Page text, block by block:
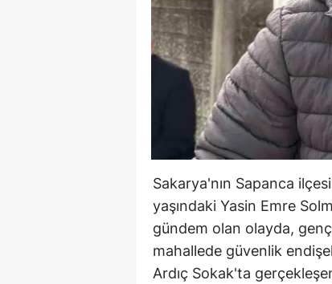
Sakarya'nın Sapanca
yaşındaki Yasin Emre
gündem olan olayda,
mahallede güvenlik
Ardıç Sokak'ta